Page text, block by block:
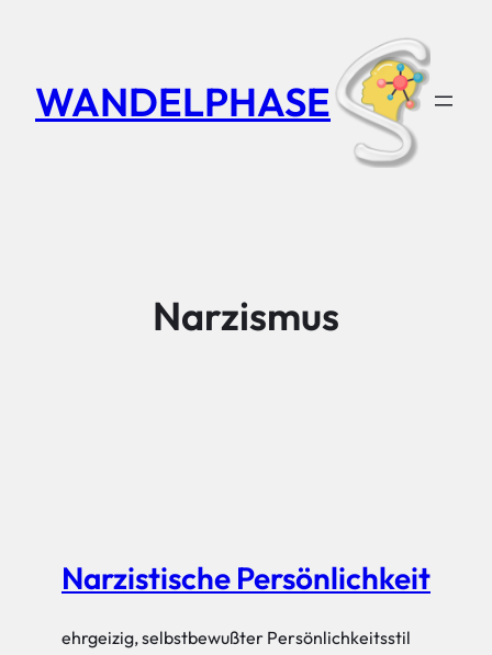
WANDELPHASE
Narzismus
Narzistische Persönlichkeit
ehrgeizig, selbstbewußter Persönlichkeitsstil